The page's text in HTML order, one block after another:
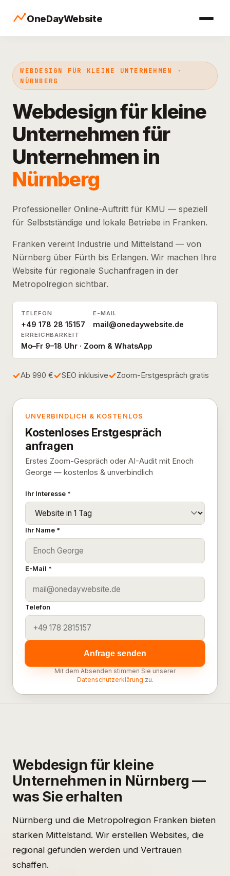
OneDayWebsite
WEBDESIGN FÜR KLEINE UNTERNEHMEN ·
NÜRNBERG
Webdesign für kleine
Unternehmen für
Unternehmen in
Nürnberg
Professioneller Online-Auftritt für KMU — speziell
für Selbstständige und lokale Betriebe in Franken.
Franken vereint Industrie und Mittelstand — von
Nürnberg über Fürth bis Erlangen. Wir machen Ihre
Website für regionale Suchanfragen in der
Metropolregion sichtbar.
TELEFON
+49 178 28 15157
E-MAIL
mail@onedaywebsite.de
ERREICHBARKEIT
Mo–Fr 9–18 Uhr · Zoom & WhatsApp
Ab 990 € SEO inklusive Zoom-Erstgespräch gratis
UNVERBINDLICH & KOSTENLOS
Kostenloses Erstgespräch
anfragen
Erstes Zoom-Gespräch oder AI-Audit mit Enoch
George — kostenlos & unverbindlich
Ihr Interesse *
Ihr Name *
E-Mail *
Telefon
Anfrage senden
Mit dem Absenden stimmen Sie unserer
Datenschutzerklärung zu.
Webdesign für kleine
Unternehmen in Nürnberg —
was Sie erhalten
Nürnberg und die Metropolregion Franken bieten
starken Mittelstand. Wir erstellen Websites, die
regional gefunden werden und Vertrauen
schaffen.